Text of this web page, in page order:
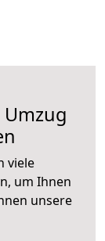
viele
um Ihnen
unsere